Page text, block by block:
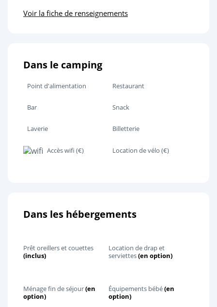
Voir la fiche de renseignements
Dans le camping
Point d'alimentation Restaurant
Bar Snack
Laverie Billetterie
Accès wifi (€) Location de vélo (€)
Dans les hébergements
Prêt oreillers et couettes
(inclus)
Location de drap et
serviettes(en option)
Ménage fin de séjour(en
option)
Équipements bébé(en
option)